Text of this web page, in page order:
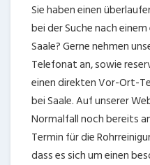
Sie haben einen
bei der Suche nach
Saale? Gerne nehmen
Telefonat an, sowie
einen direkten Vor-Ort-
bei Saale. Auf unserer
Normalfall noch bereits
Termin für die
dass es sich um einen